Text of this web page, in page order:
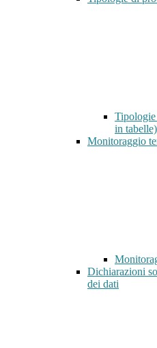
in tabelle)
Monitoraggio
Dichiarazioni
dei dati